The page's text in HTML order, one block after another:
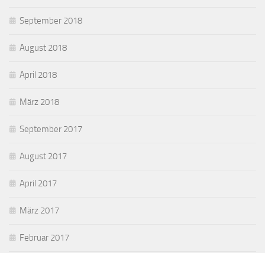
September 2018
August 2018
April 2018
März 2018
September 2017
August 2017
April 2017
März 2017
Februar 2017